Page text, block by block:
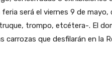
será el viernes 9 de mayo,
trompo, etcétera-. El
que desfilarán en la